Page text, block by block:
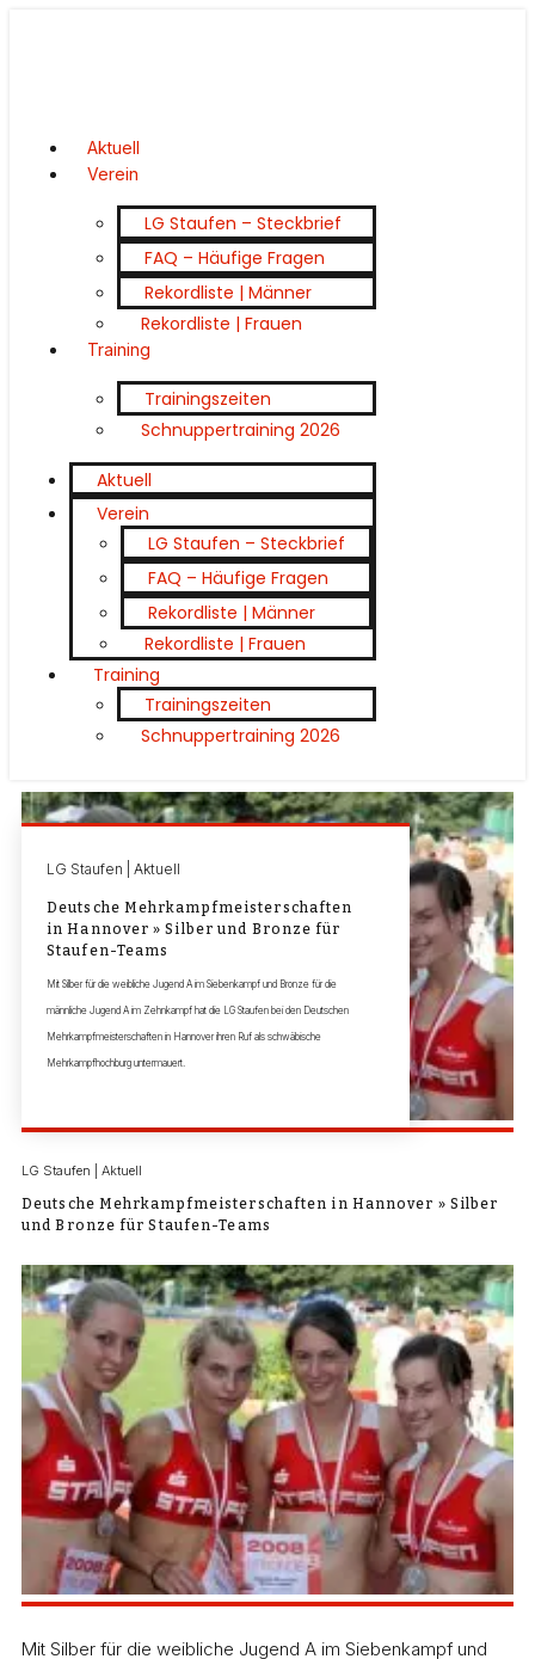
Aktuell
Verein
LG Staufen – Steckbrief
FAQ – Häufige Fragen
Rekordliste | Männer
Rekordliste | Frauen
Training
Trainingszeiten
Schnuppertraining 2026
Aktuell
Verein
LG Staufen – Steckbrief
FAQ – Häufige Fragen
Rekordliste | Männer
Rekordliste | Frauen
Training
Trainingszeiten
Schnuppertraining 2026
LG Staufen | Aktuell
Deutsche Mehrkampfmeisterschaften
in Hannover » Silber und Bronze für
Staufen-Teams
Mit Silber für die weibliche Jugend A im Siebenkampf und Bronze für die
männliche Jugend A im Zehnkampf hat die LG Staufen bei den Deutschen
Mehrkampfmeisterschaften in Hannover ihren Ruf als schwäbische
Mehrkampfhochburg untermauert.
LG Staufen | Aktuell
Deutsche Mehrkampfmeisterschaften in Hannover » Silber
und Bronze für Staufen-Teams
Mit Silber für die weibliche Jugend A im Siebenkampf und